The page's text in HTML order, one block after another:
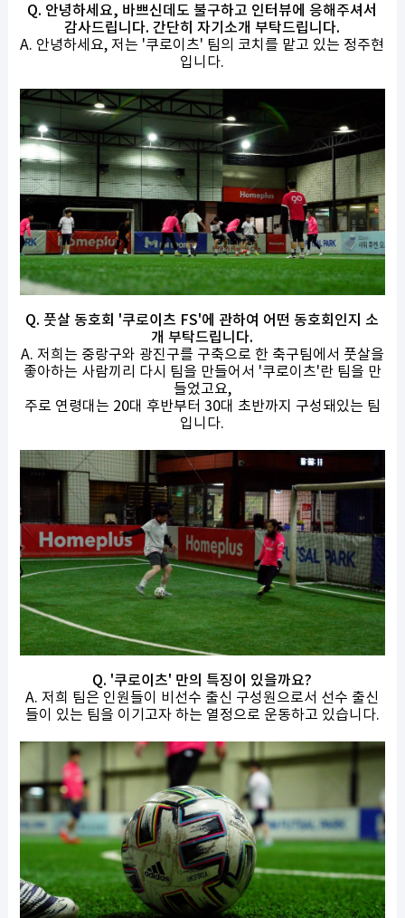
Q. 안녕하세요, 바쁘신데도 불구하고 인터뷰에 응해주셔서
감사드립니다. 간단히 자기소개 부탁드립니다.
A. 안녕하세요, 저는 '쿠로이츠' 팀의 코치를 맡고 있는 정주현
입니다.
Q. 풋살 동호회 '쿠로이츠 FS'에 관하여 어떤 동호회인지 소
개 부탁드립니다.
A. 저희는 중랑구와 광진구를 구축으로 한 축구팀에서 풋살을
좋아하는 사람끼리 다시 팀을 만들어서 '쿠로이츠'란 팀을 만
들었고요,
주로 연령대는 20대 후반부터 30대 초반까지 구성돼있는 팀
입니다.
Q. '쿠로이츠' 만의 특징이 있을까요?
A. 저희 팀은 인원들이 비선수 출신 구성원으로서 선수 출신
들이 있는 팀을 이기고자 하는 열정으로 운동하고 있습니다.